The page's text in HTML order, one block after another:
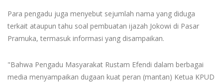
Para pengadu juga menyebut sejumlah nama yang diduga
terkait ataupun tahu soal pembuatan ijazah Jokowi di Pasar
Pramuka, termasuk informasi yang disampaikan.
"Bahwa Pengadu Masyarakat Rustam Efendi dalam berbagai
media menyampaikan dugaan kuat peran (mantan) Ketua KPUD